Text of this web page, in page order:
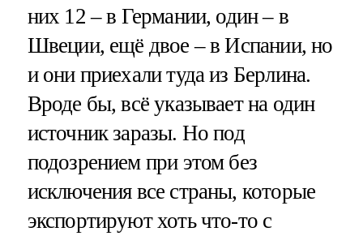
них 12 – в Германии, один – в
Швеции, ещё двое – в Испании, но
и они приехали туда из Берлина.
Вроде бы, всё указывает на один
источник заразы. Но под
подозрением при этом без
исключения все страны, которые
экспортируют хоть что-то с